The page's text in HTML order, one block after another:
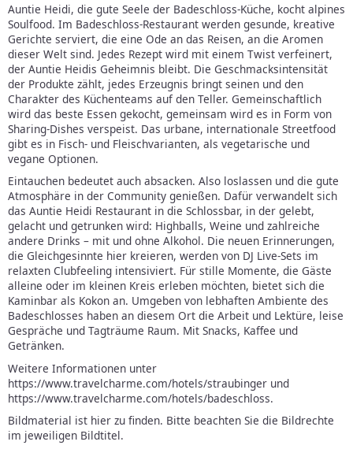
Auntie Heidi, die gute Seele der Badeschloss-Küche, kocht alpines
Soulfood. Im Badeschloss-Restaurant werden gesunde, kreative
Gerichte serviert, die eine Ode an das Reisen, an die Aromen
dieser Welt sind. Jedes Rezept wird mit einem Twist verfeinert,
der Auntie Heidis Geheimnis bleibt. Die Geschmacksintensität
der Produkte zählt, jedes Erzeugnis bringt seinen und den
Charakter des Küchenteams auf den Teller. Gemeinschaftlich
wird das beste Essen gekocht, gemeinsam wird es in Form von
Sharing-Dishes verspeist. Das urbane, internationale Streetfood
gibt es in Fisch- und Fleischvarianten, als vegetarische und
vegane Optionen.
Eintauchen bedeutet auch absacken. Also loslassen und die gute
Atmosphäre in der Community genießen. Dafür verwandelt sich
das Auntie Heidi Restaurant in die Schlossbar, in der gelebt,
gelacht und getrunken wird: Highballs, Weine und zahlreiche
andere Drinks – mit und ohne Alkohol. Die neuen Erinnerungen,
die Gleichgesinnte hier kreieren, werden von DJ Live-Sets im
relaxten Clubfeeling intensiviert. Für stille Momente, die Gäste
alleine oder im kleinen Kreis erleben möchten, bietet sich die
Kaminbar als Kokon an. Umgeben von lebhaften Ambiente des
Badeschlosses haben an diesem Ort die Arbeit und Lektüre, leise
Gespräche und Tagträume Raum. Mit Snacks, Kaffee und
Getränken.
Weitere Informationen unter
https://www.travelcharme.com/hotels/straubinger und
https://www.travelcharme.com/hotels/badeschloss.
Bildmaterial ist hier zu finden. Bitte beachten Sie die Bildrechte
im jeweiligen Bildtitel.